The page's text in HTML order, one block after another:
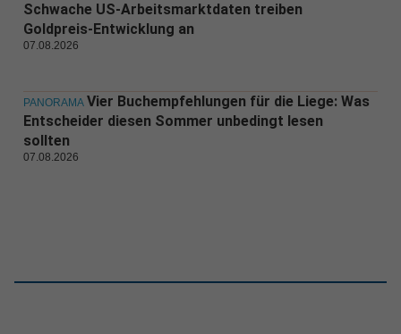
Schwache US-Arbeitsmarktdaten treiben
Goldpreis-Entwicklung an
07.08.2026
PANORAMA Vier Buchempfehlungen für die Liege: Was
Entscheider diesen Sommer unbedingt lesen
sollten
07.08.2026